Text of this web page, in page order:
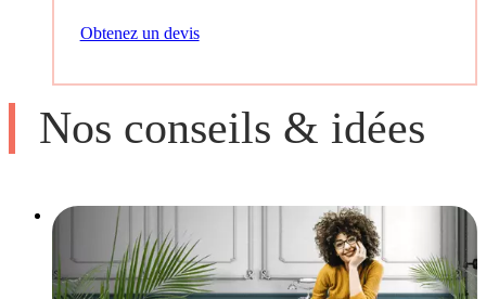
Obtenez un devis
Nos conseils & idées